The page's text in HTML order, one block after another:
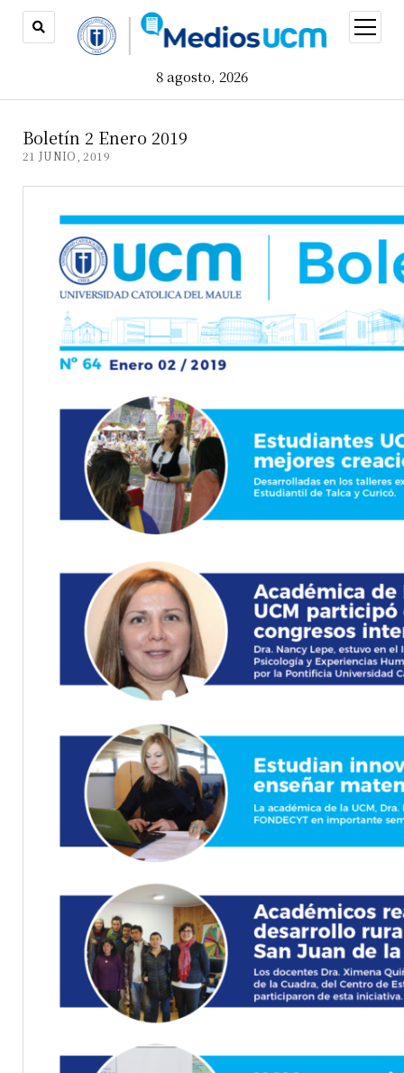
8 agosto, 2026
open
menu
Boletín 2 Enero 2019
21 JUNIO, 2019